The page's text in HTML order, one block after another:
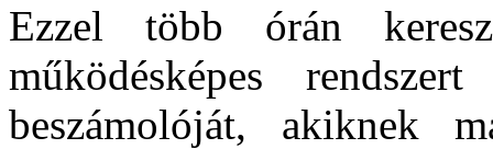
Ezzel több órán
működésképes
beszámolóját, akiknek